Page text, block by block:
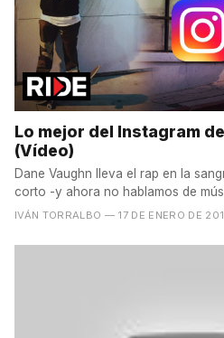
Lo mejor del Instagram
(Vídeo)
Dane Vaughn lleva el rap en la
corto -y ahora no hablamos de
buen...
IVÁN TORRALBO — 17 DE ENERO DE